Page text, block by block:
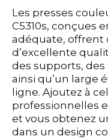
Les presses
C5310s, conçues
adéquate, offrent
d’excellente
des supports,
ainsi qu’un large
ligne. Ajoutez à
professionnelles
et vous obtenez
dans un design